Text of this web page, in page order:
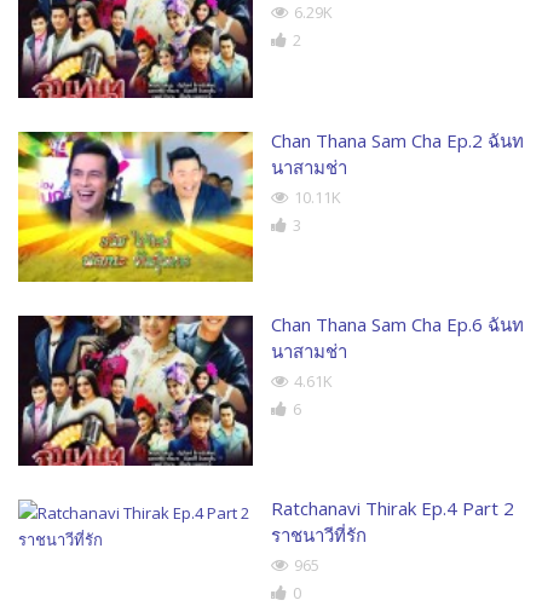
6.29K
2
Chan Thana Sam Cha Ep.2 ฉันท
นาสามช่า
10.11K
3
Chan Thana Sam Cha Ep.6 ฉันท
นาสามช่า
4.61K
6
Ratchanavi Thirak Ep.4 Part 2
ราชนาวีที่รัก
965
0